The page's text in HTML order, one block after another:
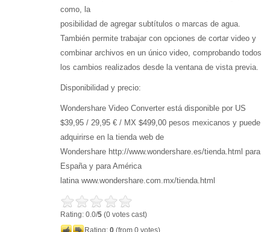
como, la
posibilidad de agregar subtítulos o marcas de agua.
También permite trabajar con opciones de cortar video y
combinar archivos en un único video, comprobando todos
los cambios realizados desde la ventana de vista previa.
Disponibilidad y precio:
Wondershare Video Converter está disponible por US
$39,95 / 29,95 € / MX $499,00 pesos mexicanos y puede
adquirirse en la tienda web de
Wondershare http://www.wondershare.es/tienda.html para
España y para América
latina www.wondershare.com.mx/tienda.html
Rating: 0.0/5 (0 votes cast)
Rating: 0 (from 0 votes)